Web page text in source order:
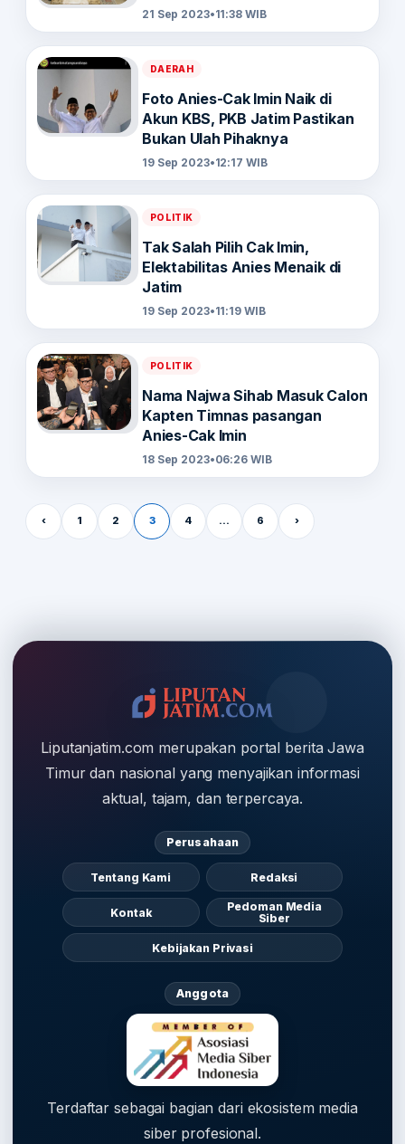
21 Sep 2023•11:38 WIB
DAERAH
Foto Anies-Cak Imin Naik di
Akun KBS, PKB Jatim Pastikan
Bukan Ulah Pihaknya
19 Sep 2023•12:17 WIB
POLITIK
Tak Salah Pilih Cak Imin,
Elektabilitas Anies Menaik di
Jatim
19 Sep 2023•11:19 WIB
POLITIK
Nama Najwa Sihab Masuk Calon
Kapten Timnas pasangan
Anies-Cak Imin
18 Sep 2023•06:26 WIB
Paginasi pos
‹ 1 2 3 4 … 6 ›
Liputanjatim.com merupakan portal berita Jawa
Timur dan nasional yang menyajikan informasi
aktual, tajam, dan terpercaya.
Perusahaan
Tentang Kami Redaksi
Kontak
Pedoman Media
Siber
Kebijakan Privasi
Anggota
Terdaftar sebagai bagian dari ekosistem media
siber profesional.